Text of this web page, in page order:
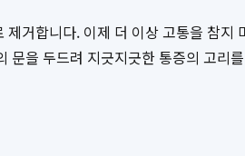
거합니다. 이제 더 이상 고통을 참지
을 두드려 지긋지긋한 통증의 고리